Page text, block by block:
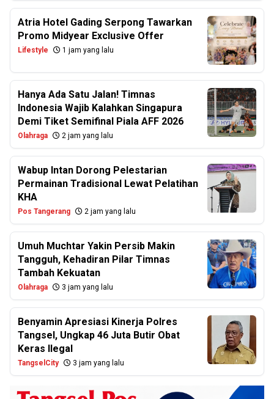
Atria Hotel Gading Serpong Tawarkan
Promo Midyear Exclusive Offer
Lifestyle 1 jam yang lalu
Hanya Ada Satu Jalan! Timnas
Indonesia Wajib Kalahkan Singapura
Demi Tiket Semifinal Piala AFF 2026
Olahraga 2 jam yang lalu
Wabup Intan Dorong Pelestarian
Permainan Tradisional Lewat Pelatihan
KHA
Pos Tangerang 2 jam yang lalu
Umuh Muchtar Yakin Persib Makin
Tangguh, Kehadiran Pilar Timnas
Tambah Kekuatan
Olahraga 3 jam yang lalu
Benyamin Apresiasi Kinerja Polres
Tangsel, Ungkap 46 Juta Butir Obat
Keras Ilegal
TangselCity 3 jam yang lalu